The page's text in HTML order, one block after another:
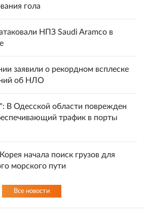
гола
НПЗ Saudi Aramco в
заявили о рекордном всплеске
об НЛО
В Одесской области поврежден
трафик в порты
начала поиск грузов для
морского пути
Все новости